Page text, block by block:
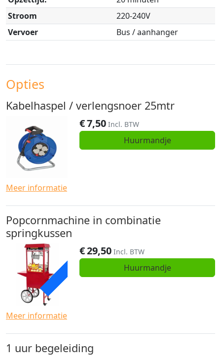
Stroom
220-240V
Vervoer
Bus / aanhanger
Opties
Kabelhaspel / verlengsnoer 25mtr
€7,50 Incl. BTW
Huurmandje
Meer informatie
Popcornmachine in combinatie
springkussen
ACTIE
€29,50 Incl. BTW
Huurmandje
Meer informatie
1 uur begeleiding